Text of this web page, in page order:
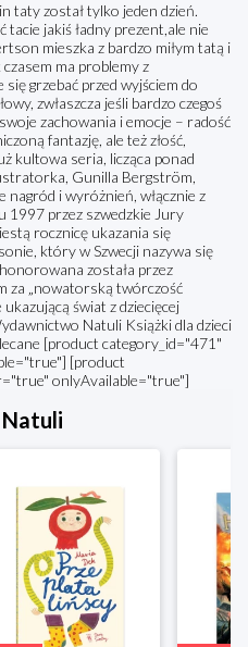
taty został tylko jeden dzień.
tacie jakiś ładny prezent,ale nie
mieszka z bardzo miłym tatą i
ma problemy z
grzebać przed wyjściem do
zwłaszcza jeśli bardzo czegoś
zachowania i emocje – radość
fantazję, ale też złość,
kultowa seria, licząca ponad
Gunilla Bergström,
nagród i wyróżnień, włącznie z
1997 przez szwedzkie Jury
rocznicę ukazania się
który w Szwecji nazywa się
została przez
za „nowatorską twórczość
świat z dziecięcej
Natuli Książki dla dzieci
[product category_id="471"
[product
onlyAvailable="true"]